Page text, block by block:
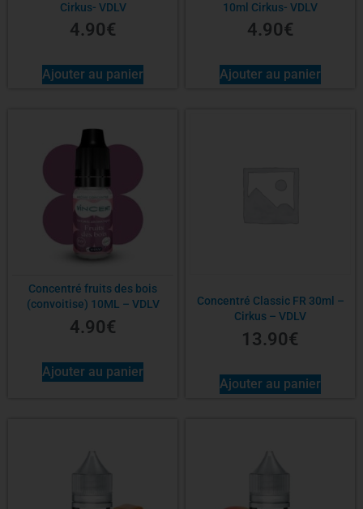
Cirkus- VDLV
4.90€
Ajouter au panier
10ml Cirkus- VDLV
4.90€
Ajouter au panier
Concentré fruits des bois
(convoitise) 10ML – VDLV
4.90€
Ajouter au panier
Concentré Classic FR 30ml –
Cirkus – VDLV
13.90€
Ajouter au panier